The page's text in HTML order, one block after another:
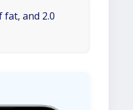
fat, and 2.0